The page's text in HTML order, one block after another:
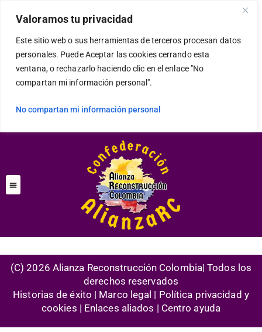
Valoramos tu privacidad
Este sitio web o sus herramientas de terceros procesan datos
personales. Puede Aceptar las cookies cerrando esta
ventana, o rechazarlo haciendo clic en el enlace "No
compartan mi información personal".
No compartan mi información personal
(C) 2026 Alianza Reconstrucción Colombia| Todos los
derechos reservados
Historias de éxito | Marco legal | Política privacidad y
cookies | Enlaces aliados | Centro ayuda